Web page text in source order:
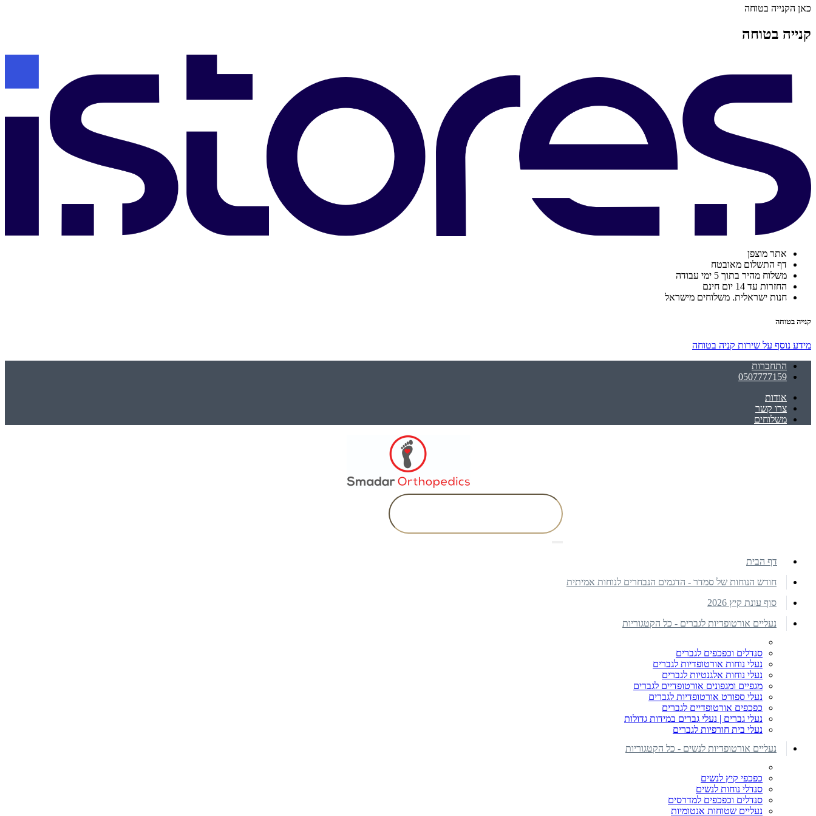
כאן הקנייה בטוחה
קנייה בטוחה
אתר מוצפן
דף התשלום מאובטח
משלוח מהיר בתוך 5 ימי עבודה
החזרות עד 14 יום חינם
חנות ישראלית. משלוחים מישראל
קנייה בטוחה
מידע נוסף על שירות קניה בטוחה
התחברות
0507777159
אודות
צרו קשר
משלוחים
דף הבית
חודש הנוחות של סמדר - הדגמים הנבחרים לנוחות אמיתית
סוף עונת קיץ 2026
נעליים אורטופדיות לגברים - כל הקטגוריות
סנדלים וכפכפים לגברים
נעלי נוחות אורטופדיות לגברים
נעלי נוחות אלגנטיות לגברים
מגפיים ומגפונים אורטופדיים לגברים
נעלי ספורט אורטופדיות לגברים
כפכפים אורטופדיים לגברים
נעלי גברים | נעלי גברים במידות גדולות
נעלי בית חורפיות לגברים
נעליים אורטופדיות לנשים - כל הקטגוריות
כפכפי קיץ לנשים
סנדלי נוחות לנשים
סנדלים וכפכפים למדרסים
נעליים שטוחות אנטומיות